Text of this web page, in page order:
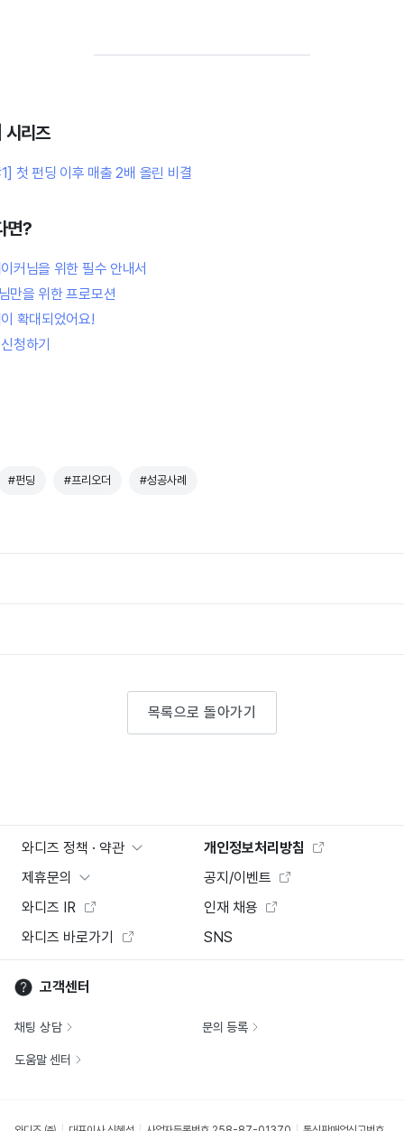
시리즈
첫 펀딩 이후 매출 2배 올린 비결
면?
커님을 위한 필수 안내서
만을 위한 프로모션
확대되었어요!
청하기
#펀딩 #프리오더 #성공사례
목록으로 돌아가기
와디즈 정책 · 약관
개인정보처리방침
제휴문의
공지/이벤트
와디즈 IR
인재 채용
와디즈 바로가기
SNS
고객센터
채팅 상담 문의 등록
도움말 센터